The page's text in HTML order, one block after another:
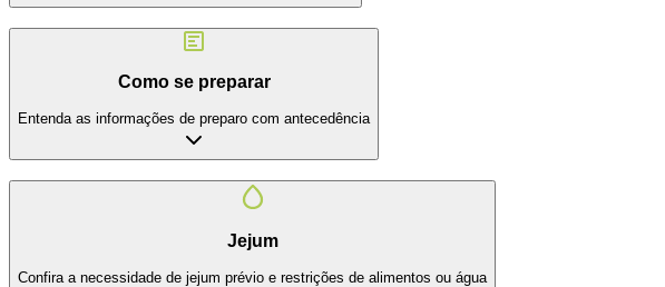
Como se preparar
Entenda as informações de preparo com antecedência
Jejum
Confira a necessidade de jejum prévio e restrições de alimentos ou água